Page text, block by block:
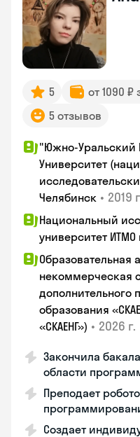
5 от 1090 ₽
5 отзывов
"Южно-Уральский
Университет
Челябинск • 2019
Национальный
университет ИТМО
Образовательная
некоммерческая
дополнительного
образования
«СКАЕНГ») • 2026 г.
Закончила
области
Преподает
Создает